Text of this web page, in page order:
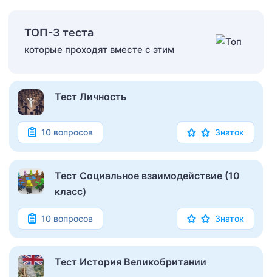
ТОП-3 теста
которые проходят вместе с этим
Тест Личность
10 вопросов Знаток
Тест Социальное взаимодействие (10
класс)
10 вопросов Знаток
Тест История Великобритании